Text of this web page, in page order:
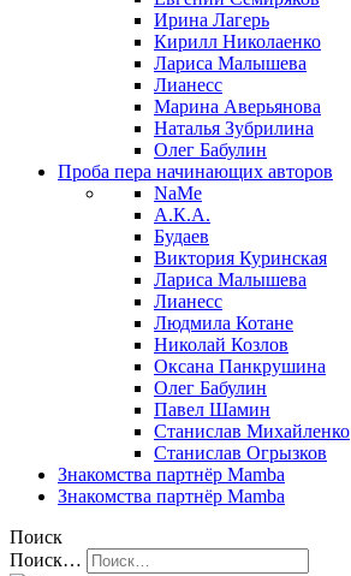
Ирина Лагерь
Кирилл Николаенко
Лариса Малышева
Лианесс
Марина Аверьянова
Наталья Зубрилина
Олег Бабулин
Проба пера начинающих авторов
NaMe
А.К.А.
Будаев
Виктория Куринская
Лариса Малышева
Лианесс
Людмила Котане
Николай Козлов
Оксана Панкрушина
Олег Бабулин
Павел Шамин
Станислав Михайленко
Станислав Огрызков
Знакомства партнёр Mamba
Знакомства партнёр Mamba
Поиск
Поиск…